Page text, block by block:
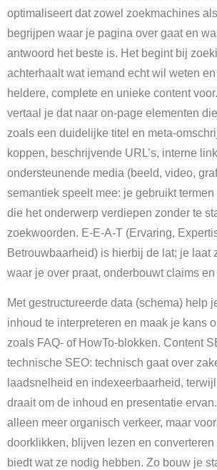
optimaliseert dat zowel zoekmachines
begrijpen waar je pagina over gaat en
antwoord het beste is. Het begint bij
achterhaalt wat iemand echt wil weten
heldere, complete en unieke content
vertaal je dat naar on-page elementen
zoals een duidelijke titel en meta-
koppen, beschrijvende URL’s, interne
ondersteunende media (beeld, video,
semantiek speelt mee: je gebruikt
die het onderwerp verdiepen zonder te
zoekwoorden. E-E-A-T (Ervaring,
Betrouwbaarheid) is hierbij de lat; je laat
waar je over praat, onderbouwt claims
Met gestructureerde data (schema) help
inhoud te interpreteren en maak je kans
zoals FAQ- of HowTo-blokken. Content
technische SEO: technisch gaat over
laadsnelheid en indexeerbaarheid,
draait om de inhoud en presentatie
alleen meer organisch verkeer, maar
doorklikken, blijven lezen en
biedt wat ze nodig hebben. Zo bouw je